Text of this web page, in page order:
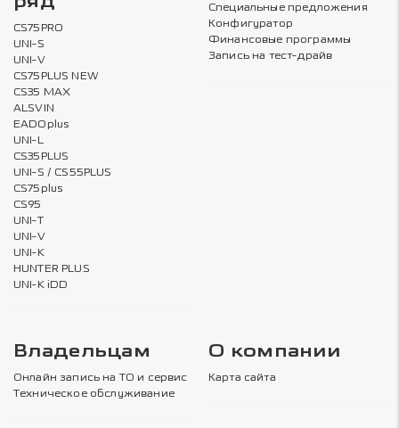
CS75PRO
UNI-S
UNI-V
CS75PLUS NEW
CS35 MAX
ALSVIN
EADOplus
UNI-L
CS35PLUS
UNI-S / CS55PLUS
CS75plus
CS95
UNI-T
UNI-V
UNI-K
HUNTER PLUS
UNI-K iDD
Специальные предложения
Конфигуратор
Финансовые программы
Запись на тест-драйв
Владельцам
Онлайн запись на ТО и сервис
Техническое обслуживание
О компании
Карта сайта